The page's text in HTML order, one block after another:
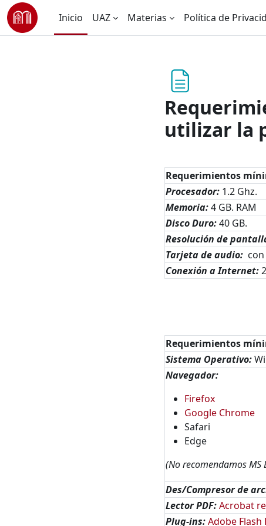
Saltar al contenido principal
Inicio
UAZ Materias Política de
utilizar la
Requerimientos
Procesador: 1.2 Ghz.
Memoria:4 GB. RAM
Disco Duro:40 GB.
Resolución de
Tarjeta de audio:
Conexión a Internet:
Requerimientos
Sistema Operativo:
Navegador:
Firefox
Google Chrome
Safari
Edge
(No recomendamos
Des/Compresor de
Lector PDF:Acrobat
Plug-ins:Adobe Flash